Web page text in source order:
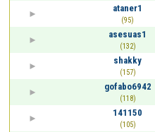
ataner1
(95)
asesuas1
(132)
shakky
(157)
gofabo6942
(118)
141150
(105)